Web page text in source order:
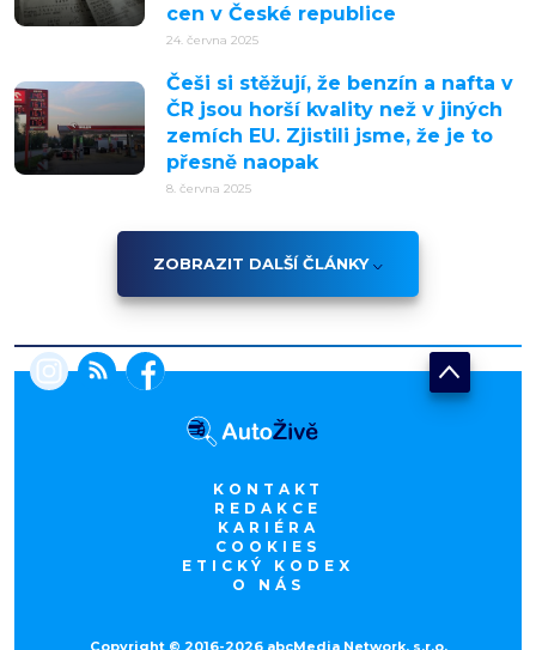
cen v České republice
24. června 2025
Češi si stěžují, že benzín a nafta v
ČR jsou horší kvality než v jiných
zemích EU. Zjistili jsme, že je to
přesně naopak
8. června 2025
ZOBRAZIT DALŠÍ ČLÁNKY
KONTAKT
REDAKCE
KARIÉRA
COOKIES
ETICKÝ KODEX
O NÁS
Copyright © 2016-2026 abcMedia Network, s.r.o.